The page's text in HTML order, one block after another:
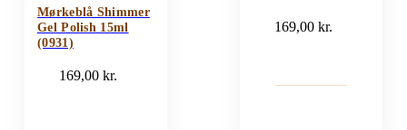
Mørkeblå Shimmer
Gel Polish 15ml
(0931)
169,00kr.
169,00kr.